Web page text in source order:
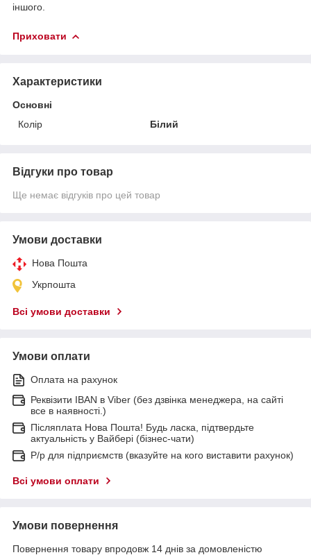
іншого.
Приховати
Характеристики
Основні
Колір
Білий
Відгуки про товар
Ще немає відгуків про цей товар
Умови доставки
Нова Пошта
Укрпошта
Всі умови доставки
Умови оплати
Оплата на рахунок
Реквізити IBAN в Viber (без дзвінка менеджера, на сайті
все в наявності.)
Післяплата Нова Пошта! Будь ласка, підтвердьте
актуальність у Вайбері (бізнес-чати)
Р/р для підприємств (вказуйте на кого виставити рахунок)
Всі умови оплати
Умови повернення
Повернення товару впродовж 14 днів за домовленістю